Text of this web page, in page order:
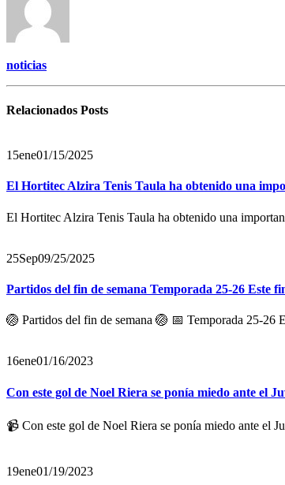
noticias
Relacionados Posts
15ene01/15/2025
El Hortitec Alzira Tenis Taula ha obtenido una
El Hortitec Alzira Tenis Taula ha obtenido una
25Sep09/25/2025
Partidos del fin de semana Temporada 25-26 Este
🏐 Partidos del fin de semana 🏐 📅 Temporada 25-26
16ene01/16/2023
Con este gol de Noel Riera se ponía miedo ante el
📹 Con este gol de Noel Riera se ponía miedo ante el
19ene01/19/2023